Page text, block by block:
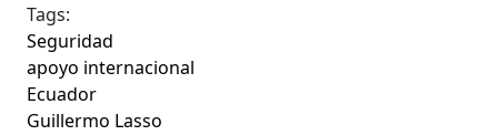
Tags:
Seguridad
apoyo internacional
Ecuador
Guillermo Lasso